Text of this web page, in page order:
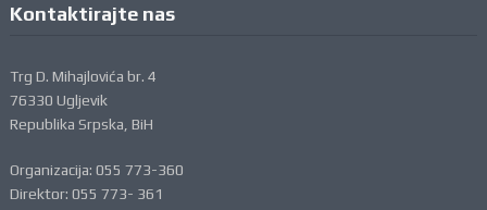
Kontaktirajte nas
Trg D. Mihajlovića br. 4
76330 Ugljevik
Republika Srpska, BiH
Organizacija: 055 773-360
Direktor: 055 773- 361